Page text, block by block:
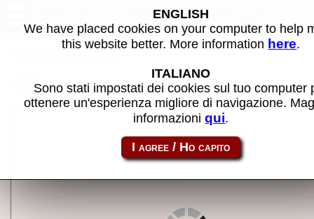
Big Buck Hunter - Shooter's
Challenge (v1.60.01) - Gioco
MAME
Condividi la pagina usando questo link: bbhsc
ENGLISH
We have placed cookies on your computer to help
this website better. More information here.
ITALIANO
Sono stati impostati dei cookies sul tuo computer
ottenere un'esperienza migliore di navigazione.
informazioniqui.